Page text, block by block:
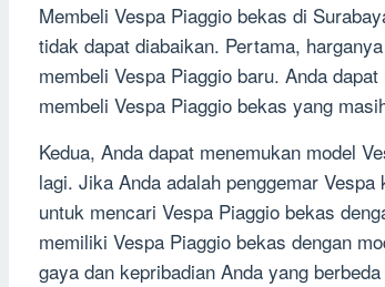
Membeli Vespa Piaggio bekas di
tidak dapat diabaikan. Pertama,
membeli Vespa Piaggio baru. Anda
membeli Vespa Piaggio bekas yang
Kedua, Anda dapat menemukan model
lagi. Jika Anda adalah penggemar
untuk mencari Vespa Piaggio bekas
memiliki Vespa Piaggio bekas dengan
gaya dan kepribadian Anda yang